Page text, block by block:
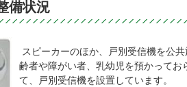
備状況
スピーカーのほか、戸別受信機を公
齢者や障がい者、乳幼児を預かって
て、戸別受信機を設置しています。